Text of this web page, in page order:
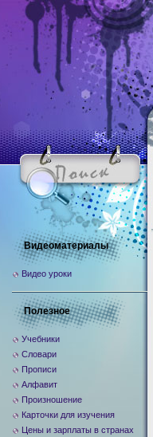
Видеоматериалы
Видео уроки
Полезное
Учебники
Словари
Прописи
Алфавит
Произношение
Карточки для изучения
Цены и зарплаты в странах